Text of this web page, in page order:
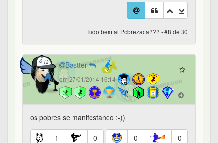
Tudo bem ai Pobrezada??? - #8 de 30
Bastter
em 27/01/2014 16:14
os pobres se manifestando :-))
1 0 0 0